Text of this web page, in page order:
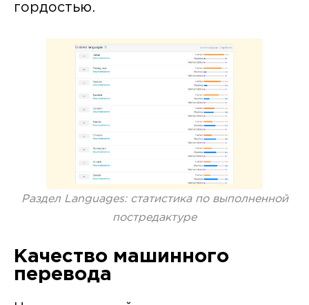
гордостью.
Раздел Languages: статистика по выполненной
постредактуре
Качество машинного
перевода